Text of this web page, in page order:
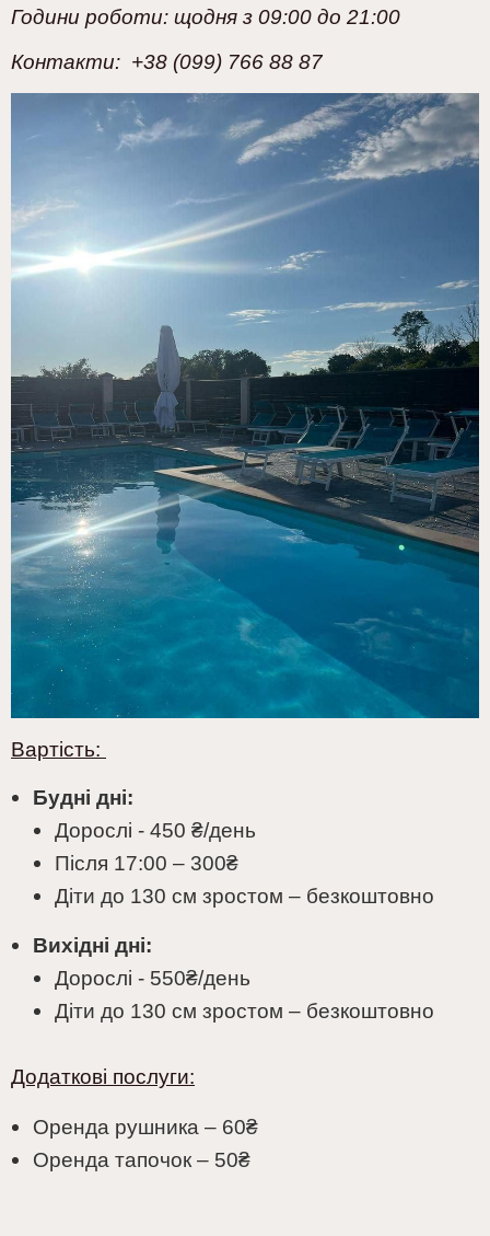
Години роботи: щодня з 09:00 до 21:00
Контакти: +38 (099) 766 88 87
Вартість:
Будні дні:
Дорослі - 450 ₴/день
Після 17:00 – 300₴
Діти до 130 см зростом – безкоштовно
Вихідні дні:
Дорослі - 550₴/день
Діти до 130 см зростом – безкоштовно
Додаткові послуги:
Оренда рушника – 60₴
Оренда тапочок – 50₴